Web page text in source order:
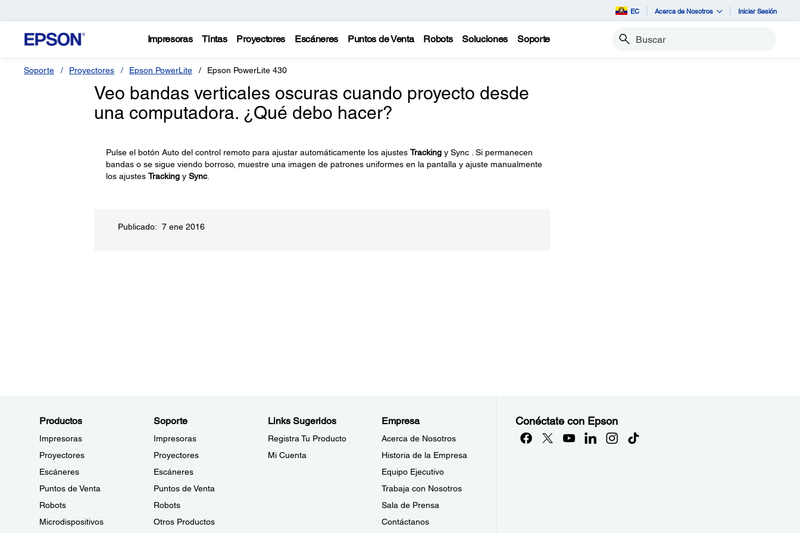
EC Acerca de Nosotros Iniciar Sesión
Impresoras Tintas Proyectores Escáneres Puntos de Venta Robots Soluciones Soporte Buscar
Soporte Proyectores Epson PowerLite Epson PowerLite 430
Veo bandas verticales oscuras cuando proyecto desde
una computadora. ¿Qué debo hacer?
Pulse el botón Auto del control remoto para ajustar automáticamente los ajustes Tracking y Sync . Si permanecen
bandas o se sigue viendo borroso, muestre una imagen de patrones uniformes en la pantalla y ajuste manualmente
los ajustes Trackingy Sync.
Publicado: 7 ene 2016
Productos
Impresoras
Proyectores
Escáneres
Puntos de Venta
Robots
Microdispositivos
Soporte
Impresoras
Proyectores
Escáneres
Puntos de Venta
Robots
Otros Productos
Links Sugeridos
Registra Tu Producto
Mi Cuenta
Empresa
Acerca de Nosotros
Historia de la Empresa
Equipo Ejecutivo
Trabaja con Nosotros
Sala de Prensa
Contáctanos
Conéctate con Epson